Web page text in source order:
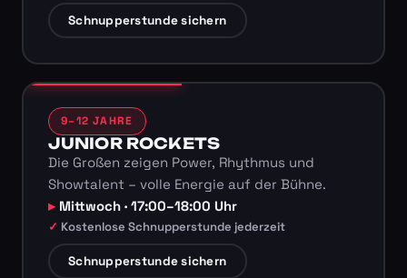
Schnupperstunde sichern
9–12 JAHRE
JUNIOR ROCKETS
Die Großen zeigen Power, Rhythmus und
Showtalent – volle Energie auf der Bühne.
Mittwoch · 17:00–18:00 Uhr
Kostenlose Schnupperstunde jederzeit
Schnupperstunde sichern